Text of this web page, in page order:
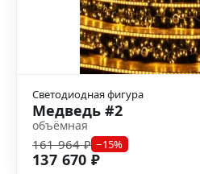
Светодиодная фигура
Медведь #2
объёмная
161 964 ₽ −15%
137 670 ₽